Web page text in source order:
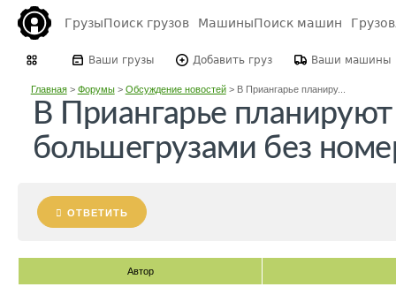
ГрузыПоиск грузов МашиныПоиск машин
Ваши грузы Добавить груз Ваши машины
Главная> Форумы> Обсуждение новостей> В Приангарье планиру...
В Приангарье планируют
большегрузами без
ОТВЕТИТЬ
Автор